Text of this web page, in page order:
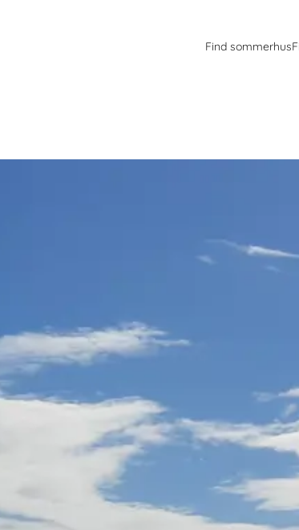
Find sommerhus